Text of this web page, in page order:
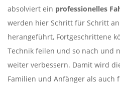
absolviert ein professionelles
werden hier Schritt für Schritt
herangeführt, Fortgeschrittene
Technik feilen und so nach und
weiter verbessern. Damit wird
Familien und Anfänger als auch